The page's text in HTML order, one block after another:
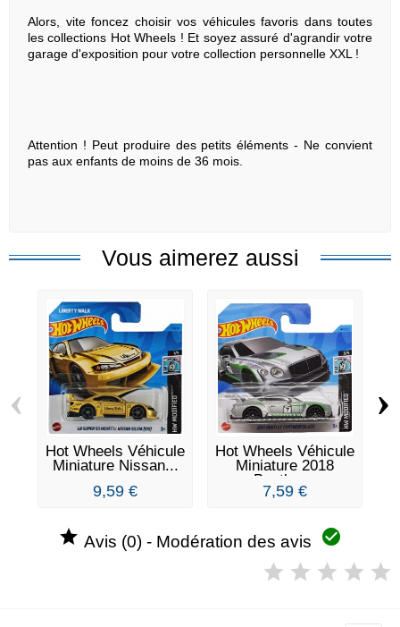
Alors, vite foncez choisir vos véhicules favoris dans toutes
les collections Hot Wheels ! Et soyez assuré d'agrandir votre
garage d'exposition pour votre collection personnelle XXL !
Attention ! Peut produire des petits éléments - Ne convient
pas aux enfants de moins de 36 mois.
Vous aimerez aussi
Hot Wheels Véhicule
Miniature Nissan...
9,59 €
Hot Wheels Véhicule
Miniature 2018
Bentley...
7,59 €
‹ ›
 Avis (0) - Modération des avis 